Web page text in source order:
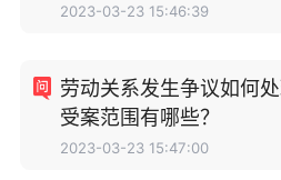
2023-03-23 15:46:39
劳动关系发生争议如何
受案范围有哪些？
2023-03-23 15:47:00